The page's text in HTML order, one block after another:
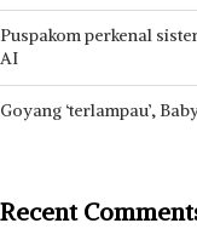
Puspakom perkenal
AI
Goyang ‘terlampau’,
Recent